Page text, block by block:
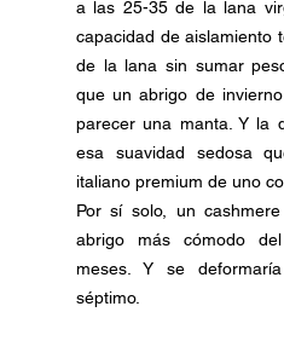
a las 25-35 de la lana
capacidad de aislamiento
de la lana sin sumar
que un abrigo de
parecer una manta. Y la
esa suavidad sedosa
italiano premium de uno
Por sí solo, un
abrigo más cómodo
meses. Y se
séptimo.